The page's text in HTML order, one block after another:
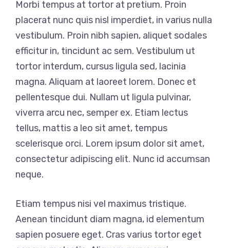
Morbi tempus at tortor at pretium. Proin
placerat nunc quis nisl imperdiet, in varius nulla
vestibulum. Proin nibh sapien, aliquet sodales
efficitur in, tincidunt ac sem. Vestibulum ut
tortor interdum, cursus ligula sed, lacinia
magna. Aliquam at laoreet lorem. Donec et
pellentesque dui. Nullam ut ligula pulvinar,
viverra arcu nec, semper ex. Etiam lectus
tellus, mattis a leo sit amet, tempus
scelerisque orci. Lorem ipsum dolor sit amet,
consectetur adipiscing elit. Nunc id accumsan
neque.
Etiam tempus nisi vel maximus tristique.
Aenean tincidunt diam magna, id elementum
sapien posuere eget. Cras varius tortor eget